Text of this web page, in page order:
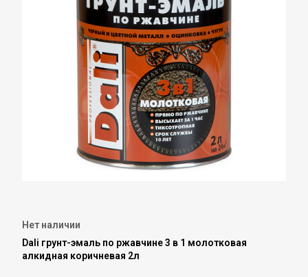
Нет наличии
Dali грунт-эмаль по ржавчине 3 в 1 молотковая
алкидная коричневая 2л